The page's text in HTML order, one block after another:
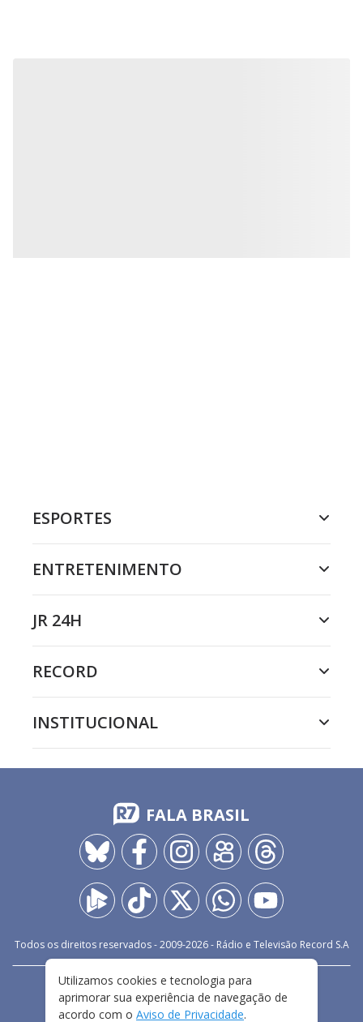
ESPORTES
ENTRETENIMENTO
JR 24H
RECORD
INSTITUCIONAL
FALA BRASIL
Todos os direitos reservados - 2009-2026- Rádio e Televisão Record S.A
FALE CONOSCO
PRIVACIDADE
TERMOS E CONDIÇÕES DE USO
Utilizamos cookies e tecnologia para
aprimorar sua experiência de navegação de
acordo com o Aviso de Privacidade.